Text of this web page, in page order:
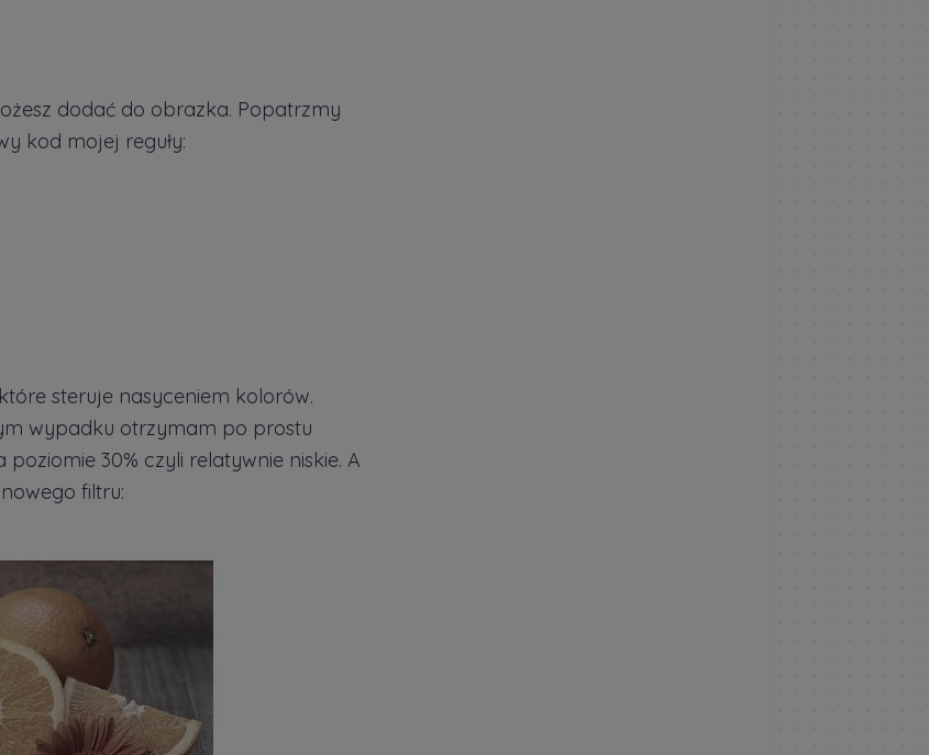
dodać do obrazka. Popatrzmy
kod mojej reguły:
steruje nasyceniem kolorów.
wypadku otrzymam po prostu
30% czyli relatywnie niskie. A
filtru: